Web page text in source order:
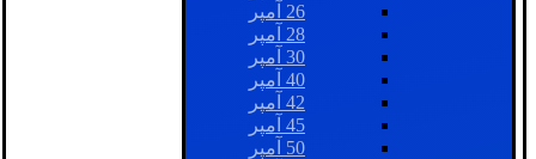
26 آمپر
28 آمپر
30 آمپر
40 آمپر
42 آمپر
45 آمپر
50 آمپر